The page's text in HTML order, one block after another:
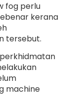
fog perlu
kerana
tersebut.
machine